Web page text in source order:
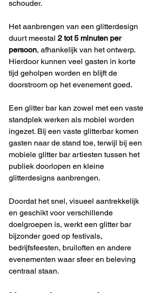
schouder.
Het aanbrengen van een glitterdesign
duurt meestal 2 tot 5 minuten per
persoon, afhankelijk van het ontwerp.
Hierdoor kunnen veel gasten in korte
tijd geholpen worden en blijft de
doorstroom op het evenement goed.
Een glitter bar kan zowel met een vaste
standplek werken als mobiel worden
ingezet. Bij een vaste glitterbar komen
gasten naar de stand toe, terwijl bij een
mobiele glitter bar artiesten tussen het
publiek doorlopen en kleine
glitterdesigns aanbrengen.
Doordat het snel, visueel aantrekkelijk
en geschikt voor verschillende
doelgroepen is, werkt een glitter bar
bijzonder goed op festivals,
bedrijfsfeesten, bruiloften en andere
evenementen waar sfeer en beleving
centraal staan.